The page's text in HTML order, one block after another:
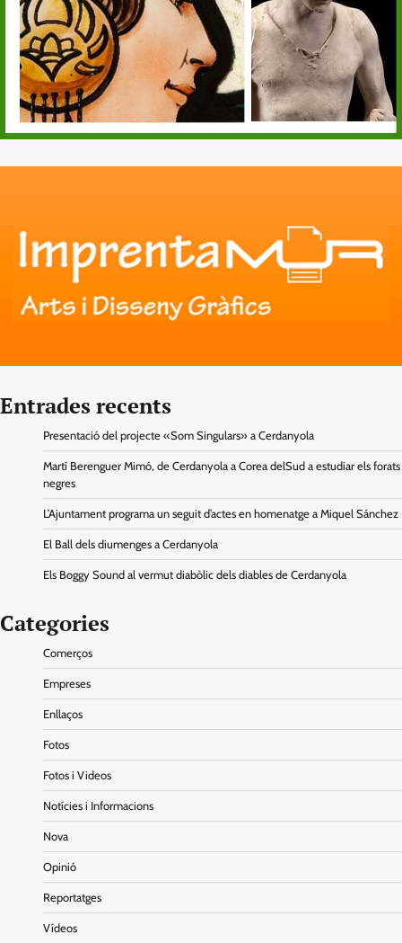
Entrades recents
Presentació del projecte «Som Singulars» a Cerdanyola
Martí Berenguer Mimó, de Cerdanyola a Corea delSud a estudiar els forats
negres
L’Ajuntament programa un seguit d’actes en homenatge a Miquel Sánchez
El Ball dels diumenges a Cerdanyola
Els Boggy Sound al vermut diabòlic dels diables de Cerdanyola
Categories
Comerços
Empreses
Enllaços
Fotos
Fotos i Videos
Notícies i Informacions
Nova
Opinió
Reportatges
Vídeos